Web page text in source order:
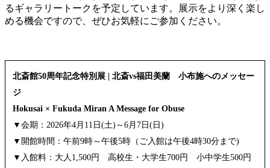
るギャラリートークを予定しています。展示をより深く楽し
める機会ですので、ぜひお気軽にご参加ください。
北斎館50周年記念特別展 | 北斎vs福田美蘭 小布施へのメッセー
ジ
Hokusai × Fukuda Miran A Message for Obuse
▼会期：2026年4月11日(土)～6月7日(日)
▼開館時間：午前9時～午後5時（ご入館は午後4時30分まで)
▼入館料：大人1,500円 高校生・大学生700円 小中学生500円